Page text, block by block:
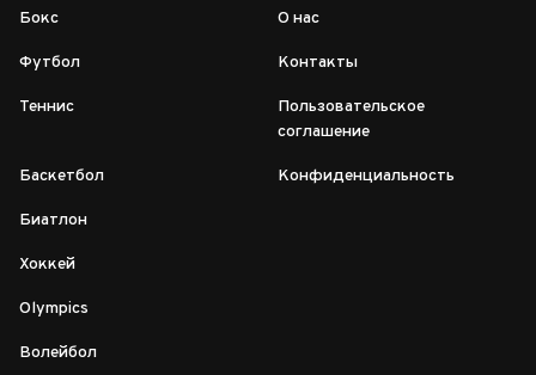
Бокс
Футбол
Теннис
Баскетбол
Биатлон
Хоккей
Olympics
Волейбол
О нас
Контакты
Пользовательское
соглашение
Конфиденциальность